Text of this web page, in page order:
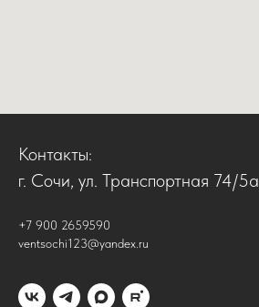
Контакты:
г. Сочи, ул. Транспортная 74/5а
+7 900 2659590
ventsochi123@yandex.ru